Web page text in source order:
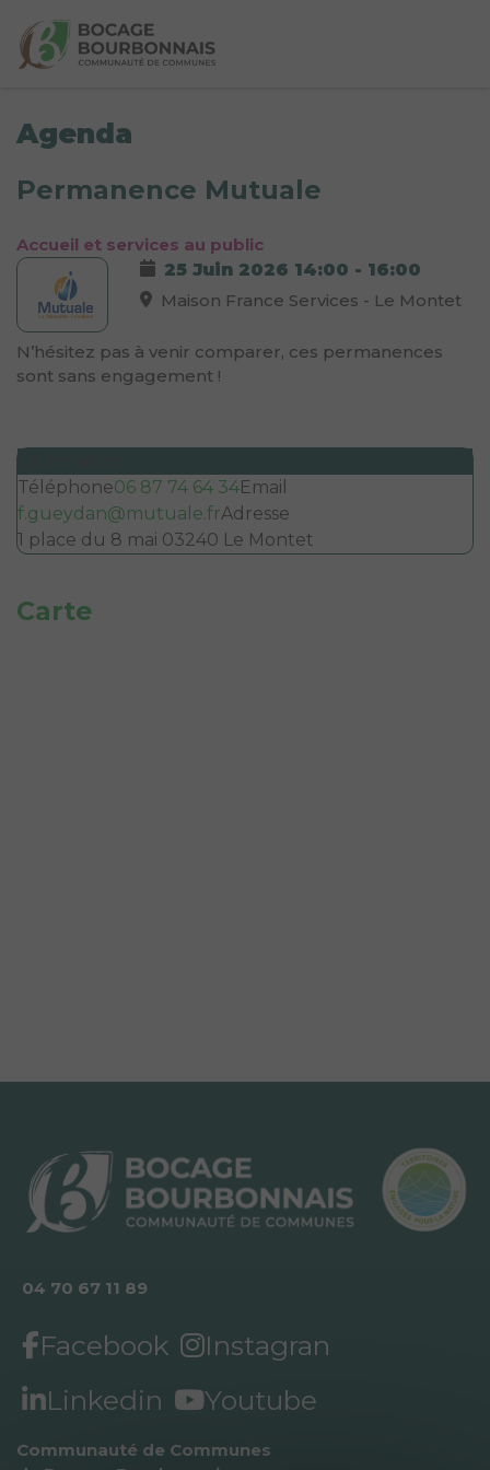
Agenda
Permanence Mutuale
Accueil et services au public
25 Juin 2026 14:00 - 16:00
Maison France Services - Le Montet
N’hésitez pas à venir comparer, ces permanences
sont sans engagement !
Téléphone06 87 74 64 34Email
f.gueydan@mutuale.frAdresse
1 place du 8 mai 03240 Le Montet
Carte
04 70 67 11 89
Facebook
Instagran
Linkedin
Youtube
Communauté de Communes